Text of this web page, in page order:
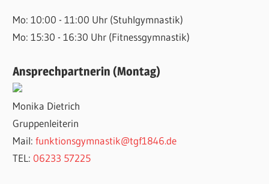
Mo: 10:00 - 11:00 Uhr (Stuhlgymnastik)
Mo: 15:30 - 16:30 Uhr (Fitnessgymnastik)
Ansprechpartnerin (Montag)
Monika Dietrich
Gruppenleiterin
Mail:funktionsgymnastik@tgf1846.de
TEL: 06233 57225